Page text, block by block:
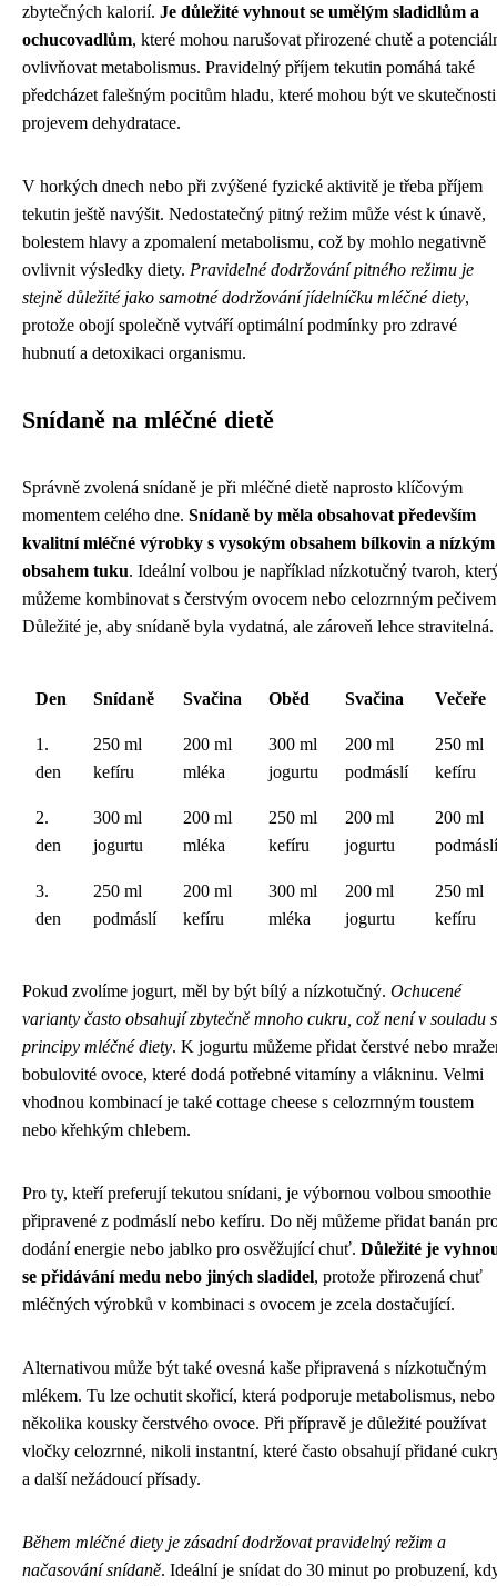
zbytečných kalorií. Je důležité vyhnout se umělým sladidlům a
ochucovadlům, které mohou narušovat přirozené chutě a
ovlivňovat metabolismus. Pravidelný příjem tekutin pomáhá také
předcházet falešným pocitům hladu, které mohou být ve skutečnosti
projevem dehydratace.
V horkých dnech nebo při zvýšené fyzické aktivitě je třeba příjem
tekutin ještě navýšit. Nedostatečný pitný režim může vést k únavě,
bolestem hlavy a zpomalení metabolismu, což by mohlo negativně
ovlivnit výsledky diety. Pravidelné dodržování pitného režimu je
stejně důležité jako samotné dodržování jídelníčku mléčné diety,
protože obojí společně vytváří optimální podmínky pro zdravé
hubnutí a detoxikaci organismu.
Snídaně na mléčné dietě
Správně zvolená snídaně je při mléčné dietě naprosto klíčovým
momentem celého dne. Snídaně by měla obsahovat především
kvalitní mléčné výrobky s vysokým obsahem bílkovin a nízkým
obsahem tuku. Ideální volbou je například nízkotučný tvaroh,
můžeme kombinovat s čerstvým ovocem nebo celozrnným
Důležité je, aby snídaně byla vydatná, ale zároveň lehce stravitelná.
Den Snídaně Svačina Oběd Svačina Večeře
1.
den
250 ml
kefíru
200 ml
mléka
300 ml
jogurtu
200 ml
podmáslí
250 ml
kefíru
2.
den
300 ml
jogurtu
200 ml
mléka
250 ml
kefíru
200 ml
jogurtu
200 ml
podmáslí
3.
den
250 ml
podmáslí
200 ml
kefíru
300 ml
mléka
200 ml
jogurtu
250 ml
kefíru
Pokud zvolíme jogurt, měl by být bílý a nízkotučný. Ochucené
varianty často obsahují zbytečně mnoho cukru, což není v souladu s
principy mléčné diety. K jogurtu můžeme přidat čerstvé nebo
bobulovité ovoce, které dodá potřebné vitamíny a vlákninu. Velmi
vhodnou kombinací je také cottage cheese s celozrnným toustem
nebo křehkým chlebem.
Pro ty, kteří preferují tekutou snídani, je výbornou volbou smoothie
připravené z podmáslí nebo kefíru. Do něj můžeme přidat banán
dodání energie nebo jablko pro osvěžující chuť. Důležité je
se přidávání medu nebo jiných sladidel, protože přirozená chuť
mléčných výrobků v kombinaci s ovocem je zcela dostačující.
Alternativou může být také ovesná kaše připravená s nízkotučným
mlékem. Tu lze ochutit skořicí, která podporuje metabolismus, nebo
několika kousky čerstvého ovoce. Při přípravě je důležité používat
vločky celozrnné, nikoli instantní, které často obsahují přidané
a další nežádoucí přísady.
Během mléčné diety je zásadní dodržovat pravidelný režim a
načasování snídaně. Ideální je snídat do 30 minut po probuzení,